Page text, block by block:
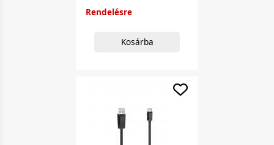
Rendelésre
Kosárba